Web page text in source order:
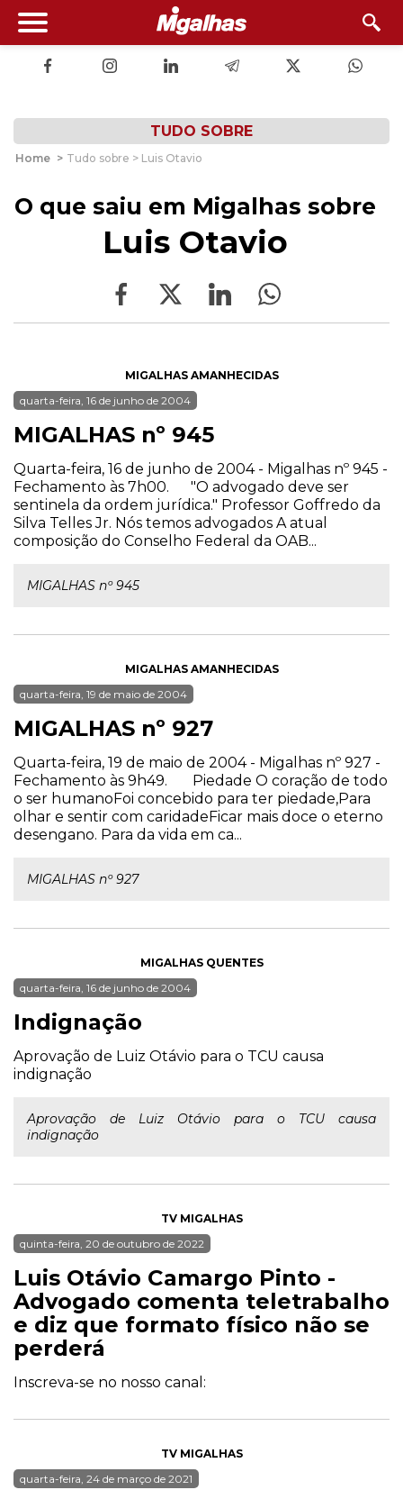
TUDO SOBRE
Home > Tudo sobre > Luis Otavio
O que saiu em Migalhas sobre
Luis Otavio
MIGALHAS AMANHECIDAS
quarta-feira, 16 de junho de 2004
MIGALHAS nº 945
Quarta-feira, 16 de junho de 2004 - Migalhas nº 945 -
Fechamento às 7h00. "O advogado deve ser
sentinela da ordem jurídica." Professor Goffredo da
Silva Telles Jr. Nós temos advogados A atual
composição do Conselho Federal da OAB...
MIGALHAS nº 945
MIGALHAS AMANHECIDAS
quarta-feira, 19 de maio de 2004
MIGALHAS nº 927
Quarta-feira, 19 de maio de 2004 - Migalhas nº 927 -
Fechamento às 9h49. Piedade O coração de todo
o ser humanoFoi concebido para ter piedade,Para
olhar e sentir com caridadeFicar mais doce o eterno
desengano. Para da vida em ca...
MIGALHAS nº 927
MIGALHAS QUENTES
quarta-feira, 16 de junho de 2004
Indignação
Aprovação de Luiz Otávio para o TCU causa
indignação
Aprovação de Luiz Otávio para o TCU causa
indignação
TV MIGALHAS
quinta-feira, 20 de outubro de 2022
Luis Otávio Camargo Pinto -
Advogado comenta teletrabalho
e diz que formato físico não se
perderá
Inscreva-se no nosso canal:
TV MIGALHAS
quarta-feira, 24 de março de 2021